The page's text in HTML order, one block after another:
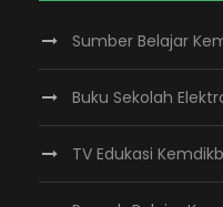
Sumber Belajar
Buku Sekolah
TV Edukasi